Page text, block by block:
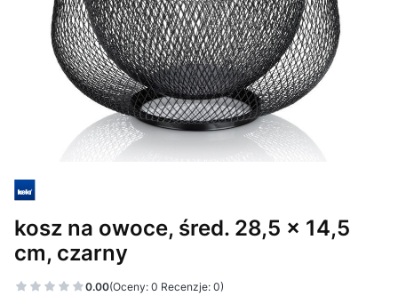
kosz na owoce, śred. 28,5 x 14,5
cm, czarny
0.00(Oceny: 0 Recenzje: 0)